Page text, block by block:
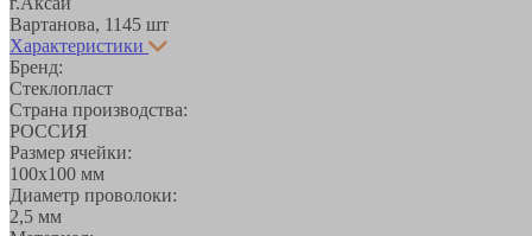
Вартанова, 1145 шт
Характеристики
Бренд:
Стеклопласт
Страна производства:
РОССИЯ
Размер ячейки:
100х100 мм
Диаметр проволоки:
2,5 мм